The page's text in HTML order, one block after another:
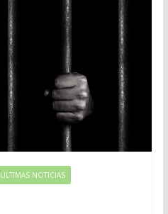
ULTIMAS NOTICIAS